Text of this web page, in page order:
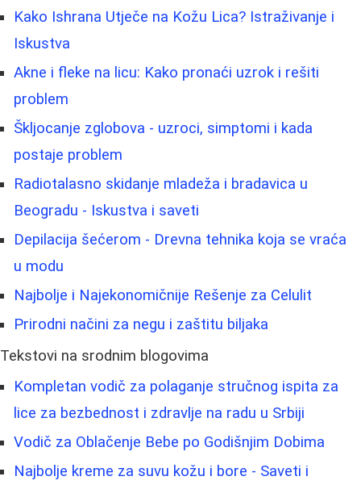
Kako Ishrana Utječe na Kožu Lica? Istraživanje i
Iskustva
Akne i fleke na licu: Kako pronaći uzrok i rešiti
problem
Škljocanje zglobova - uzroci, simptomi i kada
postaje problem
Radiotalasno skidanje mladeža i bradavica u
Beogradu - Iskustva i saveti
Depilacija šećerom - Drevna tehnika koja se vraća
u modu
Najbolje i Najekonomičnije Rešenje za Celulit
Prirodni načini za negu i zaštitu biljaka
Tekstovi na srodnim blogovima
Kompletan vodič za polaganje stručnog ispita za
lice za bezbednost i zdravlje na radu u Srbiji
Vodič za Oblačenje Bebe po Godišnjim Dobima
Najbolje kreme za suvu kožu i bore - Saveti i